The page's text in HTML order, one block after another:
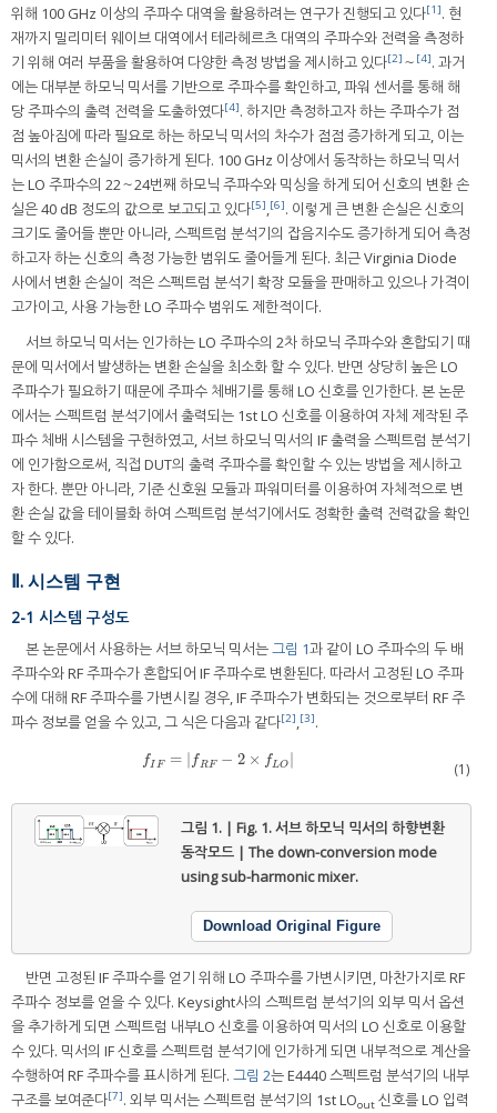
위해 100 GHz 이상의 주파수 대역을 활용하려는 연구가 진행되고 있다[1]. 현
재까지 밀리미터 웨이브 대역에서 테라헤르츠 대역의 주파수와 전력을 측정하
기 위해 여러 부품을 활용하여 다양한 측정 방법을 제시하고 있다[2] ～ [4]. 과거
에는 대부분 하모닉 믹서를 기반으로 주파수를 확인하고, 파워 센서를 통해 해
당 주파수의 출력 전력을 도출하였다[4]. 하지만 측정하고자 하는 주파수가 점
점 높아짐에 따라 필요로 하는 하모닉 믹서의 차수가 점점 증가하게 되고, 이는
믹서의 변환 손실이 증가하게 된다. 100 GHz 이상에서 동작하는 하모닉 믹서
는 LO 주파수의 22～24번째 하모닉 주파수와 믹싱을 하게 되어 신호의 변환 손
실은 40 dB 정도의 값으로 보고되고 있다[5],[6]. 이렇게 큰 변환 손실은 신호의
크기도 줄어들 뿐만 아니라, 스펙트럼 분석기의 잡음지수도 증가하게 되어 측정
하고자 하는 신호의 측정 가능한 범위도 줄어들게 된다. 최근 Virginia Diode
사에서 변환 손실이 적은 스펙트럼 분석기 확장 모듈을 판매하고 있으나 가격이
고가이고, 사용 가능한 LO 주파수 범위도 제한적이다.
서브 하모닉 믹서는 인가하는 LO 주파수의 2차 하모닉 주파수와 혼합되기 때
문에 믹서에서 발생하는 변환 손실을 최소화 할 수 있다. 반면 상당히 높은 LO
주파수가 필요하기 때문에 주파수 체배기를 통해 LO 신호를 인가한다. 본 논문
에서는 스펙트럼 분석기에서 출력되는 1st LO 신호를 이용하여 자체 제작된 주
파수 체배 시스템을 구현하였고, 서브 하모닉 믹서의 IF 출력을 스펙트럼 분석기
에 인가함으로써, 직접 DUT의 출력 주파수를 확인할 수 있는 방법을 제시하고
자 한다. 뿐만 아니라, 기준 신호원 모듈과 파워미터를 이용하여 자체적으로 변
환 손실 값을 테이블화 하여 스펙트럼 분석기에서도 정확한 출력 전력값을 확인
할 수 있다.
Ⅱ. 시스템 구현
2-1 시스템 구성도
본 논문에서 사용하는 서브 하모닉 믹서는그림 1과 같이 LO 주파수의 두 배
주파수와 RF 주파수가 혼합되어 IF 주파수로 변환된다. 따라서 고정된 LO 주파
수에 대해 RF 주파수를 가변시킬 경우, IF 주파수가 변화되는 것으로부터 RF 주
파수 정보를 얻을 수 있고, 그 식은 다음과 같다[2],[3].
fI F = f RF − 2 × fLO
fI =fRF−2×fL O (1)
그림 1. | Fig. 1.서브 하모닉 믹서의 하향변환
동작모드 | The down-conversion mode
using sub-harmonic mixer.
Download Original Figure
반면 고정된 IF 주파수를 얻기 위해 LO 주파수를 가변시키면, 마찬가지로 RF
주파수 정보를 얻을 수 있다. Keysight사의 스펙트럼 분석기의 외부 믹서 옵션
을 추가하게 되면 스펙트럼 내부LO 신호를 이용하여 믹서의 LO 신호로 이용할
수 있다. 믹서의 IF 신호를 스펙트럼 분석기에 인가하게 되면 내부적으로 계산을
수행하여 RF 주파수를 표시하게 된다. 그림 2는 E4440 스펙트럼 분석기의 내부
구조를 보여준다[7]. 외부 믹서는 스펙트럼 분석기의 1st LOout 신호를 LO 입력